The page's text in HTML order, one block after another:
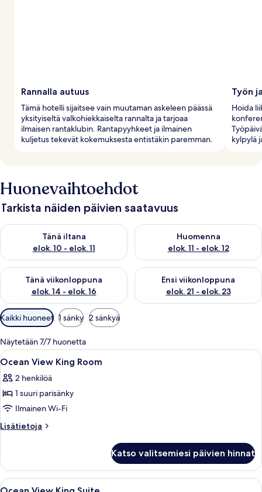
Rannalla autuus
Tämä hotelli sijaitsee vain muutaman askeleen päässä
yksityiseltä valkohiekkaiselta rannalta ja tarjoaa
ilmaisen rantaklubin. Rantapyyhkeet ja ilmainen
kuljetus tekevät kokemuksesta entistäkin paremman.
Työn
Hoida
kylpylä
Huonevaihtoehdot
Tarkista näiden päivien saatavuus
Tänä iltana
elok. 10 - elok. 11
Tarkista tämän illan saatavuus elok. 10 - elok. 11
Huomenna
elok. 11 - elok. 12
Tarkista huomisen saatavuus
Tänä viikonloppuna
elok. 14 - elok. 16
Tarkista tämän viikonlopun saatavuus elok. 14 - elok. 16
Ensi viikonloppuna
elok. 21 - elok. 23
Tarkista ensi viikonlopun
Huoneille
saatavilla
olevia
suodattimia
Kaikki huoneet 1 sänky 2 sänkyä
Näytetään 7/7 huonetta
Avaa
kaikki
huonetyypin
Ocean
View
King
Minibaari, tallelokero huoneessa,
4
Ocean View King Room
2 henkilöä
1 suuri parisänky
Ilmainen Wi-Fi
Lisätietoja
Lisätietoja
King
Room
Katso valitsemiesi päivien hinnat
Avaa
Minibaari, tallelokero huoneessa,
4